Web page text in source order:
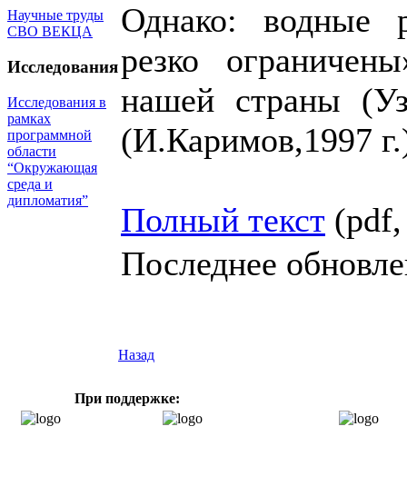
Научные труды
СВО ВЕКЦА
Исследования
Исследования в
рамках
программной
области
“Окружающая
среда и
дипломатия”
Однако: водные
резко
нашей страны
(И.Каримов,1997
Полный текст
Последнее
Назад
При поддержке: